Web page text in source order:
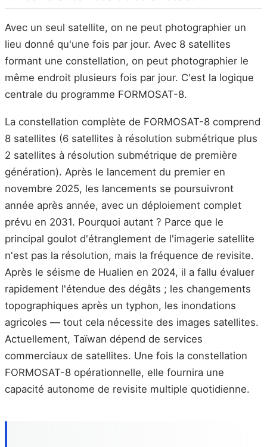
Avec un seul satellite, on ne peut photographier un
lieu donné qu'une fois par jour. Avec 8 satellites
formant une constellation, on peut photographier le
même endroit plusieurs fois par jour. C'est la logique
centrale du programme FORMOSAT-8.
La constellation complète de FORMOSAT-8 comprend
8 satellites (6 satellites à résolution submétrique plus
2 satellites à résolution submétrique de première
génération). Après le lancement du premier en
novembre 2025, les lancements se poursuivront
année après année, avec un déploiement complet
prévu en 2031. Pourquoi autant ? Parce que le
principal goulot d'étranglement de l'imagerie satellite
n'est pas la résolution, mais la fréquence de revisite.
Après le séisme de Hualien en 2024, il a fallu évaluer
rapidement l'étendue des dégâts ; les changements
topographiques après un typhon, les inondations
agricoles — tout cela nécessite des images satellites.
Actuellement, Taïwan dépend de services
commerciaux de satellites. Une fois la constellation
FORMOSAT-8 opérationnelle, elle fournira une
capacité autonome de revisite multiple quotidienne.